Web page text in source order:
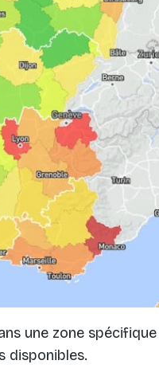
une zone
disponibles.